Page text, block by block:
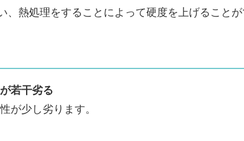
熱処理をすることによって硬度を上げることが
若干劣る
が少し劣ります。